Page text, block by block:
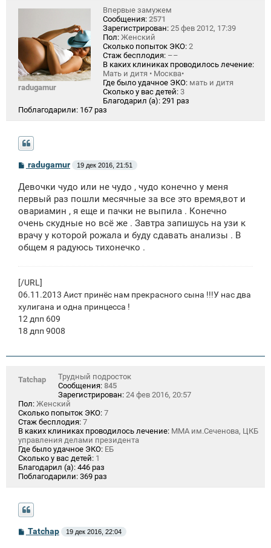
radugamur
Впервые замужем
Сообщения: 2571
Зарегистрирован: 25 фев 2012, 17:39
Пол: Женский
Сколько попыток ЭКО: 2
Стаж бесплодия: ––
В каких клиниках проводилось лечение:
Мать и дитя • Москва•
Где было удачное ЭКО: мать и дитя
Сколько у вас детей: 3
Благодарил (а): 291 раз
Поблагодарили: 167 раз
С
о
б
щ
н
и
radugamur 19 дек 2016, 21:51
Девочки чудо или не чудо , чудо конечно у меня
первый раз пошли месячные за все это время,вот и
овариамин , я еще и пачки не выпила . Конечно
очень скудные но всё же . Завтра запишусь на узи к
врачу у которой рожала и буду сдавать анализы . В
общем я радуюсь тихонечко .
[/URL]
06.11.2013 Аист принёс нам прекрасного сына !!!У нас два
хулигана и одна принцесса !
12 дпп 609
18 дпп 9008
Tatchap
Трудный подросток
Сообщения: 845
Зарегистрирован: 24 фев 2016, 20:57
Пол: Женский
Сколько попыток ЭКО: 7
Стаж бесплодия: 7
В каких клиниках проводилось лечение: ММА им.Сеченова, ЦКБ
управления делами президента
Где было удачное ЭКО: ЕБ
Сколько у вас детей: 1
Благодарил (а): 446 раз
Поблагодарили: 369 раз
СTatchap 19 дек 2016, 22:04